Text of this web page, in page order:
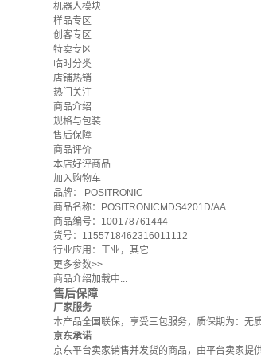
机器人模块
样品专区
创客专区
特卖专区
临时分类
店铺热销
热门关注
商品介绍
规格与包装
售后保障
商品评价
本店好评商品
加入购物车
品牌：
POSITRONIC
商品名称：POSITRONICMDS4201D/AA
商品编号：100178761444
货号：1155718462316011112
行业应用：工业，其它
更多参数>>
商品介绍加载中...
售后保障
厂家服务
本产品全国联保，享受三包服务，质保期为：无
京东承诺
京东平台卖家销售并发货的商品，由平台卖家提